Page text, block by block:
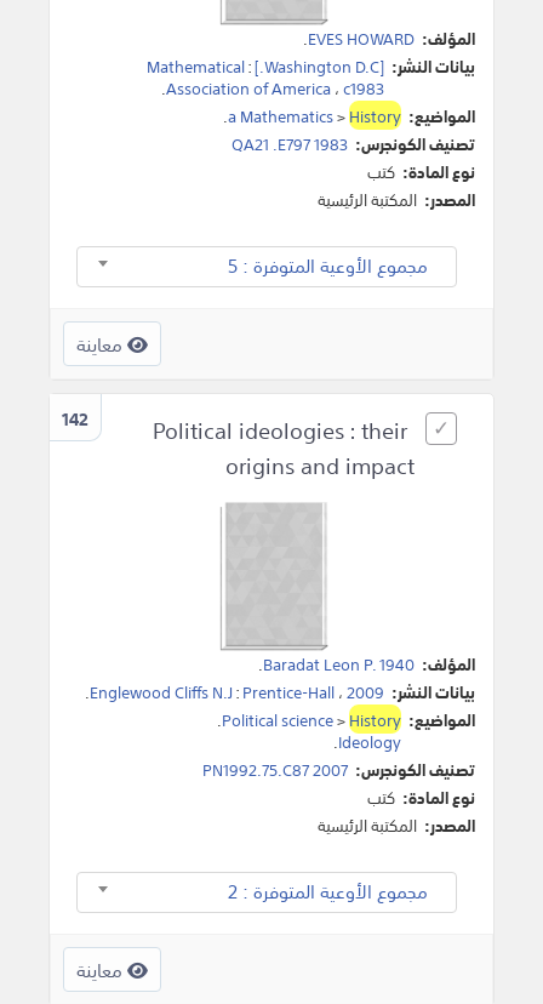
المؤلف: EVES HOWARD
.
بيانات النشر: [Washington D.C.]
:
Mathematical
Association of America،c1983
.
المواضيع:
a Mathematics>History
.
تصنيف الكونجرس: QA21 .E797 1983
نوع المادة: كتب
المصدر: المكتبة الرئيسية
مجموع الأوعية المتوفرة : 5
معاينة
142
Political ideologies : their
origins and impact
المؤلف: Baradat Leon P. 1940
.
بيانات النشر:
Englewood Cliffs N.J:Prentice-Hall،2009
.
المواضيع:
Political science>History
.
Ideology
.
تصنيف الكونجرس: PN1992.75.C87 2007
نوع المادة: كتب
المصدر: المكتبة الرئيسية
مجموع الأوعية المتوفرة : 2
معاينة